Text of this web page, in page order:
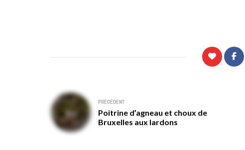
Navigation
de
l’article
PRÉCÉDENT
Poitrine d’agneau et choux de
Bruxelles aux lardons